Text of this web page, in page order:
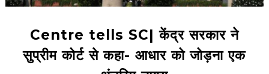
Centre tells SC| केंद्र सरकार ने
सुप्रीम कोर्ट से कहा- आधार को जोड़ना एक